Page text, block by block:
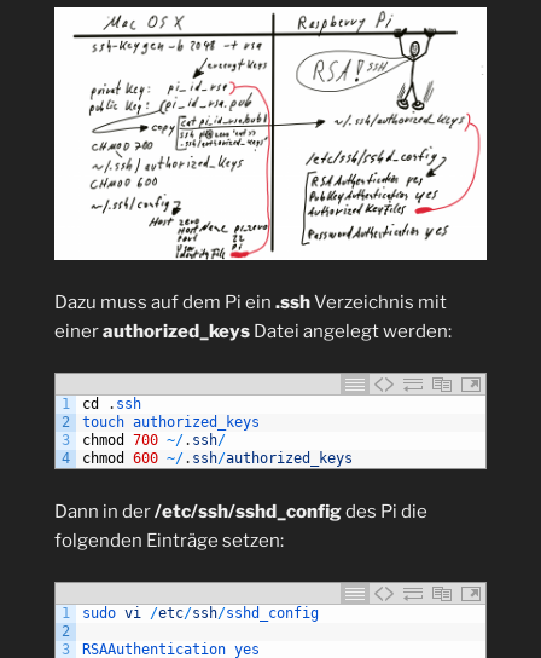
Dazu muss auf dem Pi ein .sshVerzeichnis mit
einerauthorized_keys Datei angelegt werden:
1
2
3
4
cd . ssh
touch authorized_keys
chmod
700 ~/. ssh/
chmod
600 ~/. ssh/authorized_keys
Dann in der/etc/ssh/sshd_configdes Pi die
folgenden Einträge setzen:
1
2
3
sudo vi /etc/ssh/sshd_config
RSAAuthentication yes